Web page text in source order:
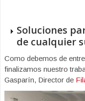
Soluciones
de cualquier
Como debemos de
finalizamos nuestro
Gasparín, Director de